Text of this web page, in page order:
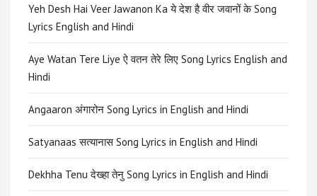
Yeh Desh Hai Veer Jawanon Ka ये देश है वीर जवानों के Song
Lyrics English and Hindi
Aye Watan Tere Liye ऐ वतन तेरे लिए Song Lyrics English and
Hindi
Angaaron अंगारोन Song Lyrics in English and Hindi
Satyanaas सत्यानास Song Lyrics in English and Hindi
Dekhha Tenu देख्हा तेनु Song Lyrics in English and Hindi